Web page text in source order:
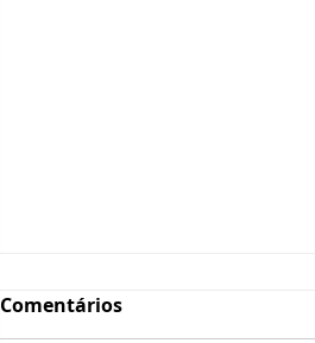
Comentários